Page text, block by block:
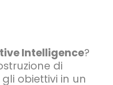
Intelligence?
di
obiettivi in un